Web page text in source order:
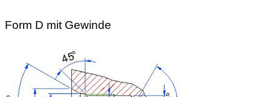
Form D mit Gewinde